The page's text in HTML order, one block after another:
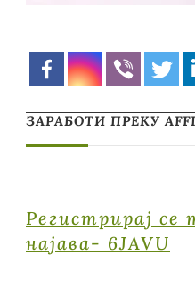
ЗАРАБОТИ ПРЕКУ
Регистрирај се
најава- 6JAVU